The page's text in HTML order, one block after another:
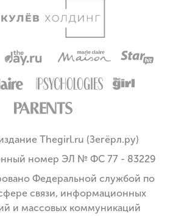
Thegirl.ru (Зегёрл.ру)
номер ЭЛ № ФС 77 - 83229
Федеральной службой по
связи, информационных
и массовых коммуникаций